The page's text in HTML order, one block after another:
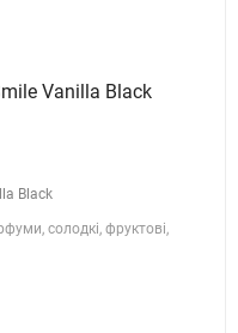
Vanilla Black
Black
солодкі, фруктові,